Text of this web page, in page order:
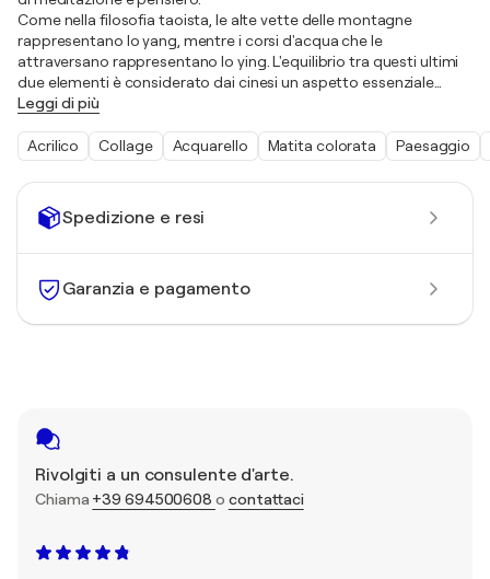
Spedizione e resi
Garanzia e pagamento
Rivolgiti a un consulente d'arte.
Chiama +39 694500608 o contattaci
Come nella filosofia taoista, le alte vette delle montagne
rappresentano lo yang, mentre i corsi d'acqua che le
attraversano rappresentano lo ying. L'equilibrio tra questi ultimi
due elementi è considerato dai cinesi un aspetto essenziale…
Leggi di più
Acrilico Collage Acquarello Matita colorata Paesaggio